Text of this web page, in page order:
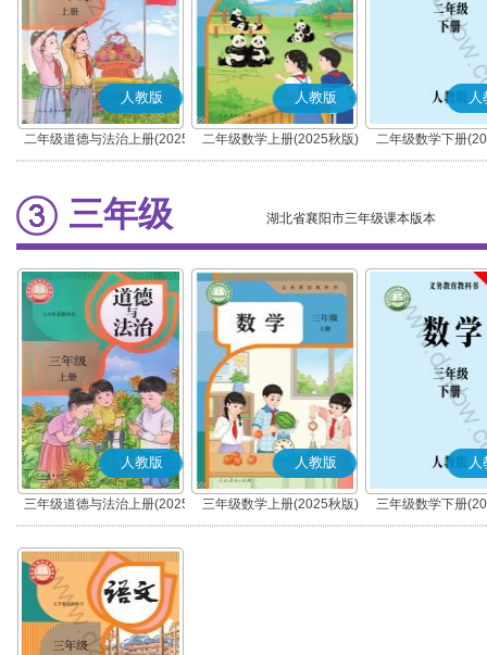
人教版
二年级道德与法治上册(2025
秋版)(部编版)
人教版
二年级数学上册(2025秋版)
人
二年级数学下册
三年级 湖北省襄阳市三年级课本版本
人教版
三年级道德与法治上册(2025
秋版)(部编版)
人教版
三年级数学上册(2025秋版)
人
三年级数学下册